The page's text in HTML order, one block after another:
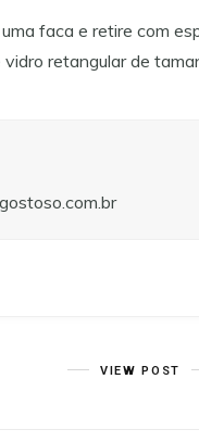
faca e retire com
retangular de
VIEW POST